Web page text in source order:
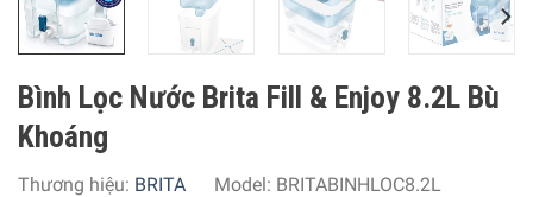
Bình Lọc Nước Brita Fill & Enjoy 8.2L Bù
Khoáng
Thương hiệu: BRITA Model: BRITABINHLOC8.2L